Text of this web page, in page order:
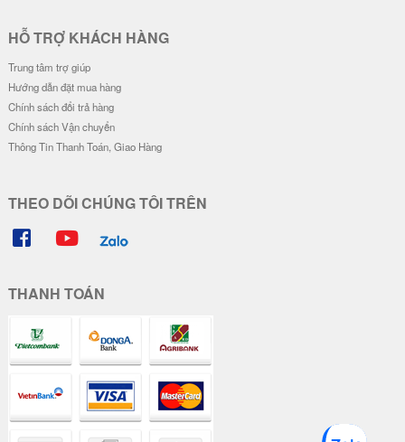
HỖ TRỢ KHÁCH HÀNG
Trung tâm trợ giúp
Hướng dẫn đặt mua hàng
Chính sách đổi trả hàng
Chính sách Vận chuyển
Thông Tin Thanh Toán, Giao Hàng
THEO DÕI CHÚNG TÔI TRÊN
THANH TOÁN